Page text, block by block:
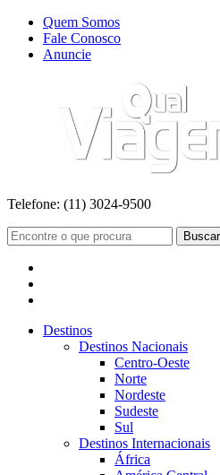
Quem Somos
Fale Conosco
Anuncie
Telefone: (11) 3024-9500
Buscar
Destinos
Destinos Nacionais
Centro-Oeste
Norte
Nordeste
Sudeste
Sul
Destinos Internacionais
África